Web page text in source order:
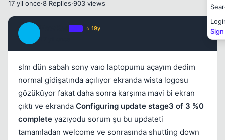
17 yil once·8 Replies·903 views
⭐ 19y
slm dün sabah sony vaıo laptopumu açayım dedim
normal gidişatında açılıyor ekranda wista logosu
gözüküyor fakat daha sonra karşıma mavi bi ekran
çıktı ve ekranda Configuring update stage3 of 3 %0
complete yazıyodu sorum şu bu updateti
tamamladan welcome ve sonrasında shutting down